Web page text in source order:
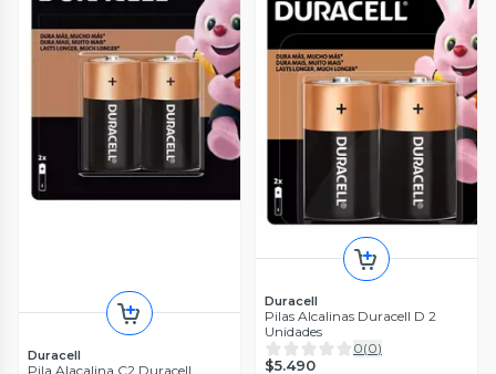
Duracell
Pila Alacalina C2 Duracell
Duracell
Pilas Alcalinas Duracell D 2
Unidades
0(0)
$5.490